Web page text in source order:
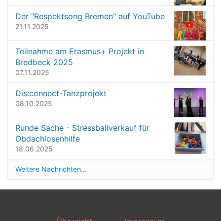
n
v
o
G
ö
ß
e
…
Der "Respektsong Bremen" auf YouTube
21.11.2025
Teilnahme am Erasmus+ Projekt in
Bredbeck 2025
07.11.2025
Dis:connect-Tanzprojekt
08.10.2025
Runde Sache - Stressballverkauf für
Obdachlosenhilfe
18.06.2025
Weitere Nachrichten…